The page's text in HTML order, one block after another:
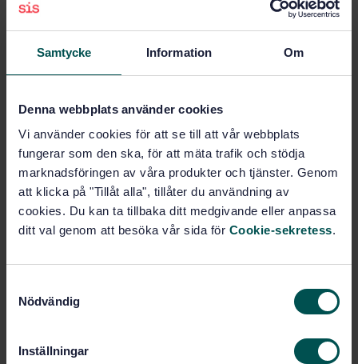
Samtycke Information Om
Denna webbplats använder cookies
Vi använder cookies för att se till att vår webbplats
fungerar som den ska, för att mäta trafik och stödja
marknadsföringen av våra produkter och tjänster. Genom
att klicka på "Tillåt alla", tillåter du användning av
cookies. Du kan ta tillbaka ditt medgivande eller anpassa
ditt val genom att besöka vår sida för Cookie-sekretess.
Nödvändig
Inställningar
STANDARD
SWEDISH STANDARD· SS-EN ISO 4210-9:2023
Cycles - Safety requirements for bicycles - Part 9:
Price:789 SEK
PDF
Add to cart
Show more
Written by:Svenska institutet för